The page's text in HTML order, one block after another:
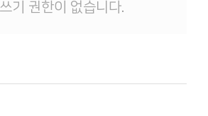
기 권한이 없습니다.